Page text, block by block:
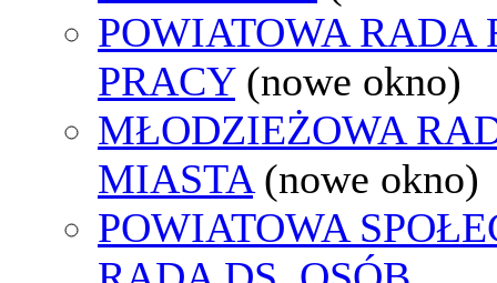
POWIATOWA RADA
PRACY (nowe okno)
MŁODZIEŻOWA
MIASTA (nowe okno)
POWIATOWA